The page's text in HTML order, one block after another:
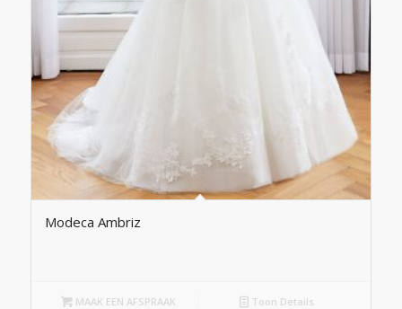
Modeca Ambriz
MAAK EEN AFSPRAAK Toon Details